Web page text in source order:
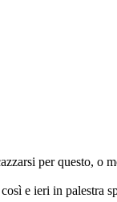
per questo, o
e ieri in palestra